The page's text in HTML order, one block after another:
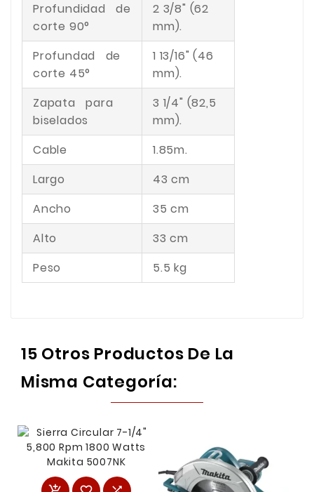
Profundidad de
corte 90°
2 3/8" (62
mm).
Profundad de
corte 45°
1 13/16" (46
mm).
Zapata para
biselados
3 1/4" (82,5
mm).
Cable
1.85m.
Largo
43 cm
Ancho
35 cm
Alto
33 cm
Peso
5.5 kg
15 Otros Productos De La
Misma Categoría: